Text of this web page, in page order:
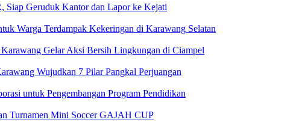
Geruduk Kantor dan Lapor ke Kejati
Warga Terdampak Kekeringan di Karawang Selatan
Gelar Aksi Bersih Lingkungan di Ciampel
Wujudkan 7 Pilar Pangkal Perjuangan
untuk Pengembangan Program Pendidikan
Turnamen Mini Soccer GAJAH CUP